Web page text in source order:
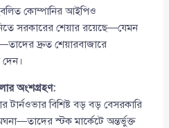
কোম্পানির আইপিও
সরকারের শেয়ার রয়েছে—যেমন
দ্রুত শেয়ারবাজারে
দেন।
অংশগ্রহণ:
টার্নওভার বিশিষ্ট বড় বড় বেসরকারি
স্টক মার্কেটে অন্তর্ভুক্ত